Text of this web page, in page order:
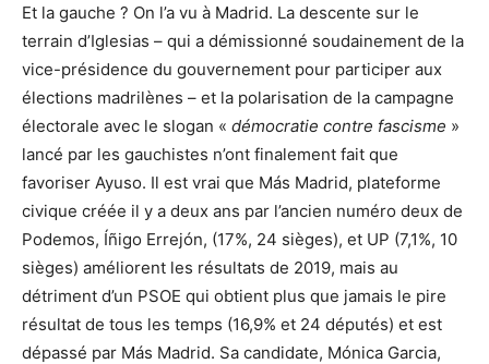
Et la gauche ? On l’a vu à Madrid. La descente sur le
terrain d’Iglesias – qui a démissionné soudainement de la
vice-présidence du gouvernement pour participer aux
élections madrilènes – et la polarisation de la campagne
électorale avec le slogan « démocratie contre fascisme »
lancé par les gauchistes n’ont finalement fait que
favoriser Ayuso. Il est vrai que Más Madrid, plateforme
civique créée il y a deux ans par l’ancien numéro deux de
Podemos, Íñigo Errejón, (17%, 24 sièges), et UP (7,1%, 10
sièges) améliorent les résultats de 2019, mais au
détriment d’un PSOE qui obtient plus que jamais le pire
résultat de tous les temps (16,9% et 24 députés) et est
dépassé par Más Madrid. Sa candidate, Mónica Garcia,